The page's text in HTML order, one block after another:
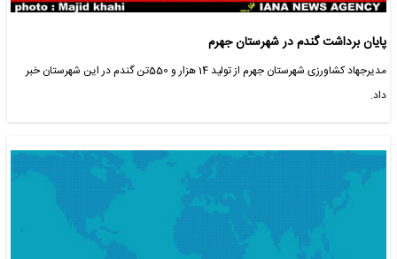
پایان برداشت گندم در شهرستان جهرم
مدیرجهاد کشاورزی شهرستان جهرم از تولید 14 هزار و 550تن گندم در این شهرستان خبر
داد.